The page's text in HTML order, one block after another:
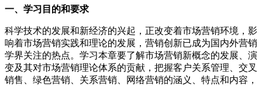
一、学习目的和要求
科学技术的发展和新经济的兴起，正改变着市场营销环境，影
响着市场营销实践和理论的发展，营销创新已成为国内外营销
学界关注的热点。学习本章要了解市场营销新概念的发展、演
变及其对市场营销理论体系的贡献，把握客户关系管理、交叉
销售、绿色营销、关系营销、网络营销的涵义、特点和内容，